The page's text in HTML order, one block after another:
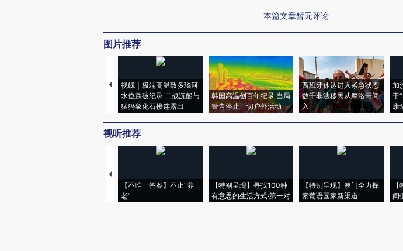
本篇文章暂无评论
图片推荐
视线｜极端高温致多瑙河
水位跌破纪录 二战沉船与
猛犸象化石接连露出
韩国高温创百年纪录 当局
警告停止一切户外活动
西班牙休达进入紧急状态
数千非法移民从摩洛哥闯
入
加
于
康
视听推荐
【不唯一答案】不止“养
老”
【特别呈现】寻找100种
有意思的生活方式·第一对
【特别呈现】澳门全力探
索葡语国家新渠道
间